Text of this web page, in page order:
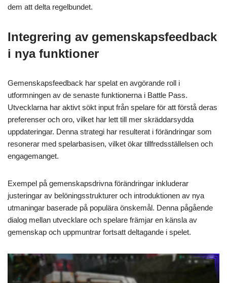
dem att delta regelbundet.
Integrering av gemenskapsfeedback
i nya funktioner
Gemenskapsfeedback har spelat en avgörande roll i
utformningen av de senaste funktionerna i Battle Pass.
Utvecklarna har aktivt sökt input från spelare för att förstå deras
preferenser och oro, vilket har lett till mer skräddarsydda
uppdateringar. Denna strategi har resulterat i förändringar som
resonerar med spelarbasisen, vilket ökar tillfredsställelsen och
engagemanget.
Exempel på gemenskapsdrivna förändringar inkluderar
justeringar av belöningsstrukturer och introduktionen av nya
utmaningar baserade på populära önskemål. Denna pågående
dialog mellan utvecklare och spelare främjar en känsla av
gemenskap och uppmuntrar fortsatt deltagande i spelet.